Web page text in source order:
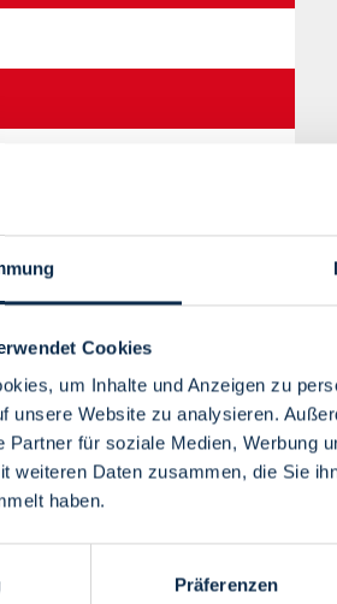
Cookies
um Inhalte und Anzeigen zu
unsere Website zu analysieren.
Partner für soziale Medien, Werbung
weiteren Daten zusammen, die Sie
haben.
Präferenzen
Menü